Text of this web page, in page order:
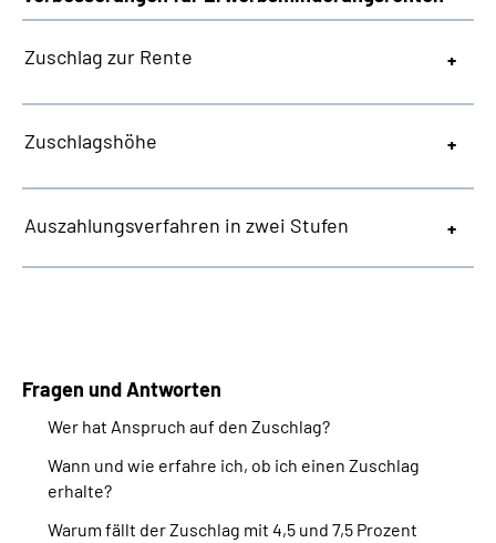
Zuschlag zur Rente
Zuschlagshöhe
Auszahlungsverfahren in zwei Stufen
Fragen und Antworten
Wer hat Anspruch auf den Zuschlag?
Wann und wie erfahre ich, ob ich einen Zuschlag
erhalte?
Warum fällt der Zuschlag mit 4,5 und 7,5 Prozent